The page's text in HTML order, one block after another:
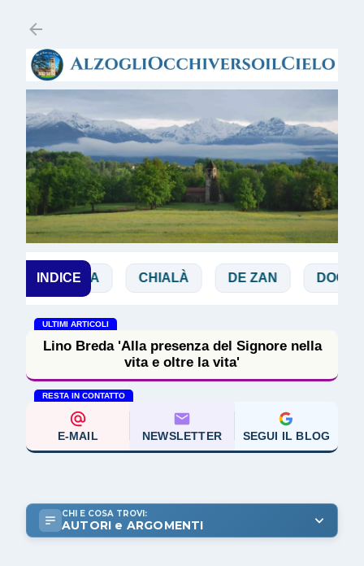
INDICE
BIBBIA CHIALÀ DE ZAN DOGLIO
ULTIMI ARTICOLI
Lino Breda 'Alla presenza del Signore nella
vita e oltre la vita'
RESTA IN CONTATTO
E-MAIL NEWSLETTER SEGUI IL BLOG
CHI E COSA TROVI:
AUTORI e ARGOMENTI